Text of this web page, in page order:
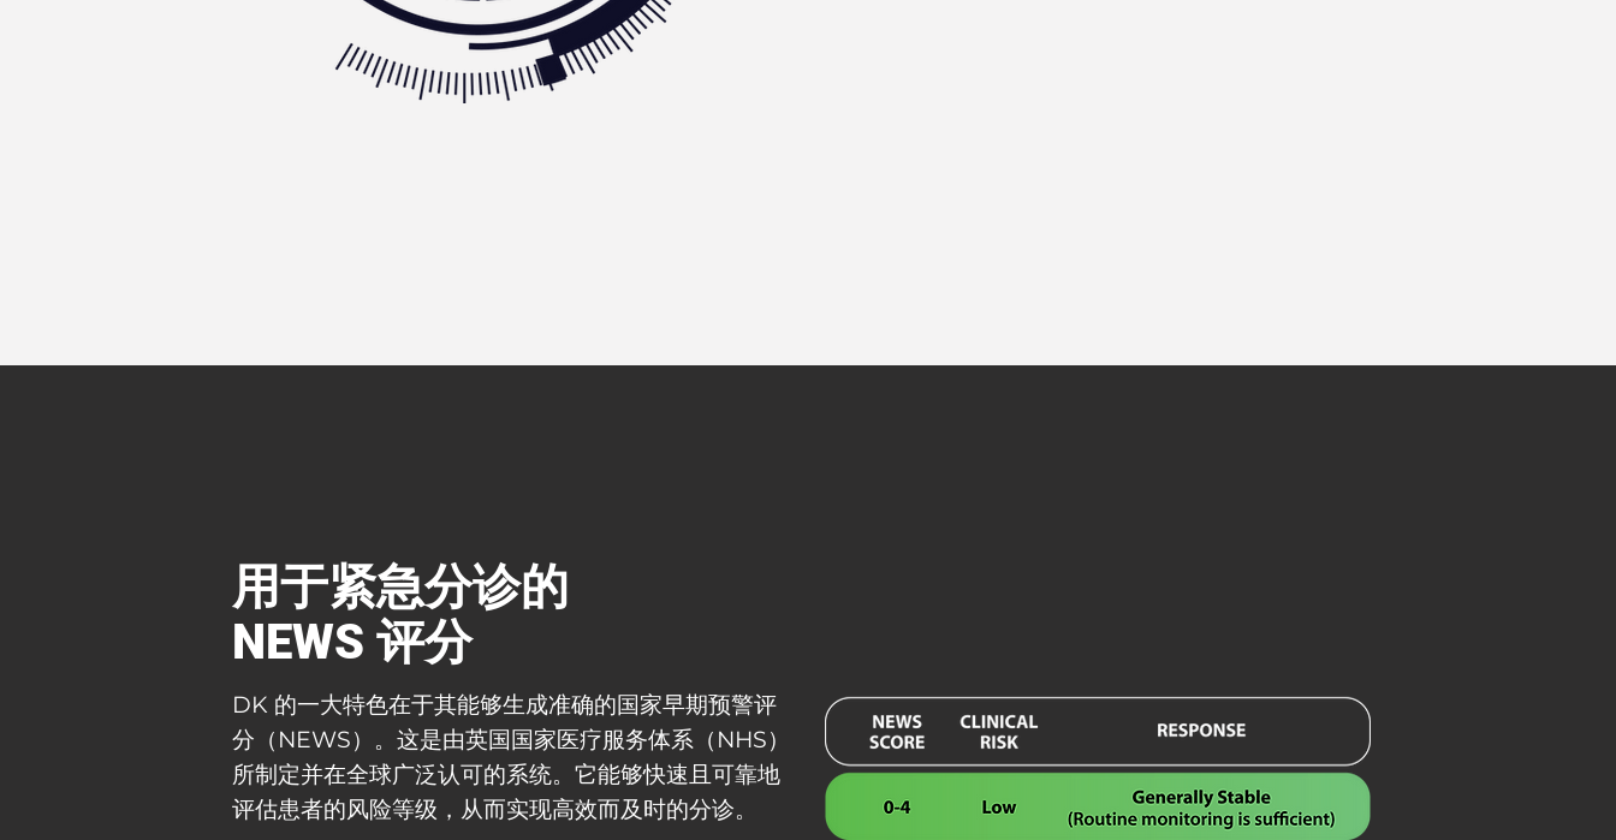
用于紧急分诊的
NEWS 评分
DK 的一大特色在于其能够生成准确的国家早期预警评
分（NEWS）。这是由英国国家医疗服务体系（NHS）
所制定并在全球广泛认可的系统。它能够快速且可靠地
评估患者的风险等级，从而实现高效而及时的分诊。